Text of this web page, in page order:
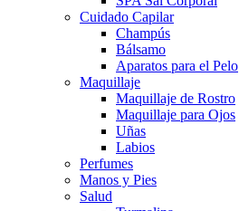
Cuidado Capilar
Champús
Bálsamo
Aparatos para el Pelo
Maquillaje
Maquillaje de Rostro
Maquillaje para Ojos
Uñas
Labios
Perfumes
Manos y Pies
Salud